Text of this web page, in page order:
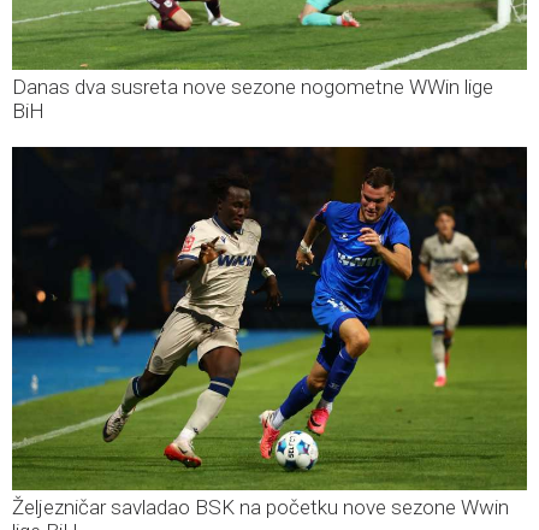
Danas dva susreta nove sezone nogometne WWin lige
BiH
Željezničar savladao BSK na početku nove sezone Wwin